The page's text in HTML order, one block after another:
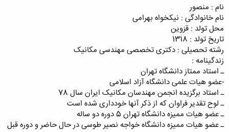
نام : منصور
نام خانوادگی : نیکخواه بهرامی
محل تولد : قزوین
تاریخ تولد : 1318
رشته تحصیلی : دکتری تخصصی مهندسی مکانیک
زندگینامه :
ـ استاد ممتاز دانشگاه تهران
-عضو هیات علمی دانشگاه آزاد اسلامی
ـ استاد برگزیده انجمن مهندسان مکانیک ایران سال 78
ـ لوح تقدیر فراوان که از ذکر آنها خودداری شده است
ـ عضو هیات ممیزه دانشگاه تهران 5 دوره دو ساله
ـ عضو هیات ممیزه دانشگاه خواجه نصیر طوسی در حال حاضر و دوره قبل